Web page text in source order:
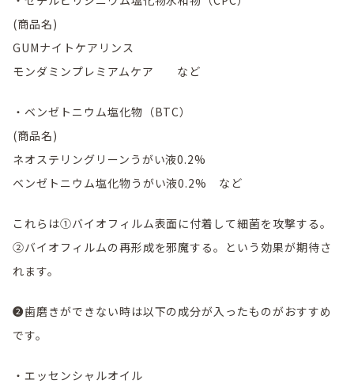
(商品名)
GUMナイトケアリンス
モンダミンプレミアムケア など
・ベンゼトニウム塩化物（BTC）
(商品名)
ネオステリングリーンうがい液0.2%
ベンゼトニウム塩化物うがい液0.2% など
これらは①バイオフィルム表面に付着して細菌を攻撃する。
②バイオフィルムの再形成を邪魔する。という効果が期待さ
れます。
❷歯磨きができない時は以下の成分が入ったものがおすすめ
です。
・エッセンシャルオイル